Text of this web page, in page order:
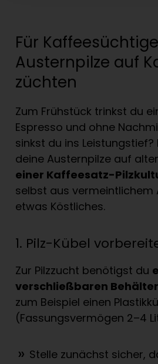
Für
Austernpilze auf
züchten
Zum Frühstück trinkst du
Espresso und ohne
sinkst du ins Leistungstief?
deine Austernpilze auf
einer Kaffeesatz-
selbst aus vermeintlichem
etwas Köstliches.
1. Pilz-Kübel
Zur Pilzzucht benötigst du
verschließbaren Behä
zum Beispiel einen
(Fassungsvermögen 2–4
Stelle zunächst sicher,